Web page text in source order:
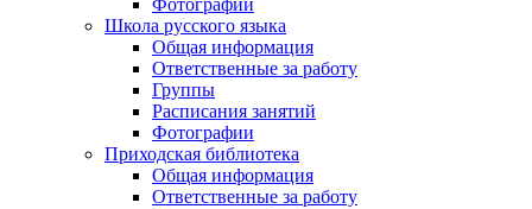
Фотографии
Школа русского языка
Общая информация
Ответственные за работу
Группы
Расписания занятий
Фотографии
Приходская библиотека
Общая информация
Ответственные за работу